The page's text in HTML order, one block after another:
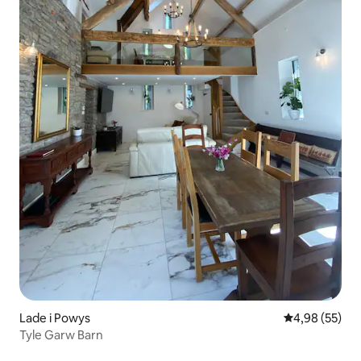
Lade i Powys 4,98 ud af 5 i
4,98 (55)
Tyle Garw Barn